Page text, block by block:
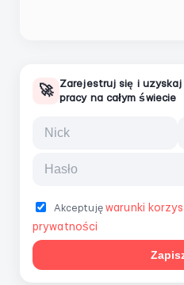
🚀
Zarejestruj się i
pracy na całym świecie
Akceptujęwarunki
prywatności